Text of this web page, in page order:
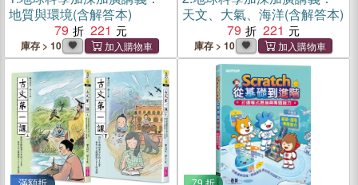
地質與環境(含解答本)
79
221
庫存 > 10
天文、大氣、海洋(含解答本)
79
221
庫存 > 10
滿額折 79 折